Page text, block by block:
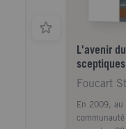
L'avenir
sceptiques
Foucart
En 2009, au